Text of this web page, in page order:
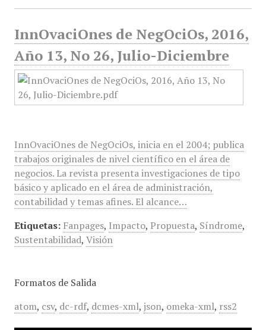
InnOvaciOnes de NegOciOs, 2016,
Año 13, No 26, Julio-Diciembre
InnOvaciOnes de NegOciOs, inicia en el 2004; publica
trabajos originales de nivel científico en el área de
negocios. La revista presenta investigaciones de tipo
básico y aplicado en el área de administración,
contabilidad y temas afines. El alcance…
Etiquetas: Fanpages, Impacto, Propuesta, Síndrome,
Sustentabilidad, Visión
Formatos de Salida
atom, csv, dc-rdf, dcmes-xml, json, omeka-xml, rss2